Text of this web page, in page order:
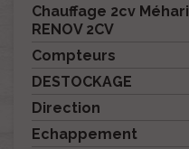
Chauffage 2cv
RENOV 2CV
Compteurs
DESTOCKAGE
Direction
Echappement